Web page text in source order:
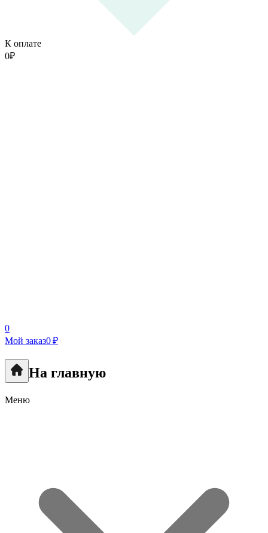
К оплате
0₽
0
Мой заказ0 ₽
На главную
Меню